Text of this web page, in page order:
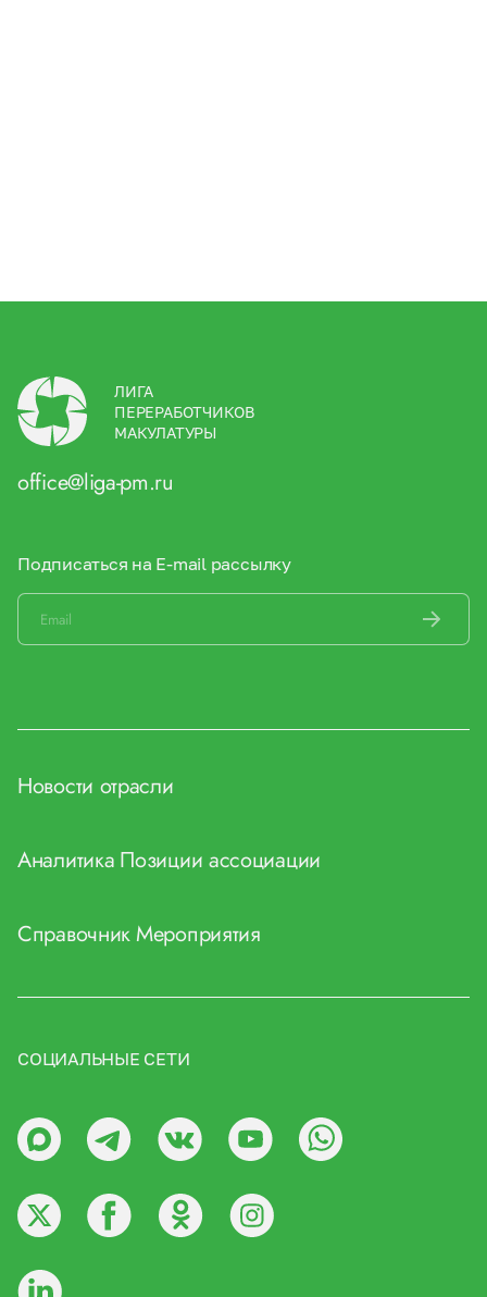
ЛИГА
ПЕРЕРАБОТЧИКОВ
МАКУЛАТУРЫ
office@liga-pm.ru
Подписаться на E-mail рассылку
Новости отрасли
Аналитика Позиции ассоциации
СправочникМероприятия
СОЦИАЛЬНЫЕ СЕТИ